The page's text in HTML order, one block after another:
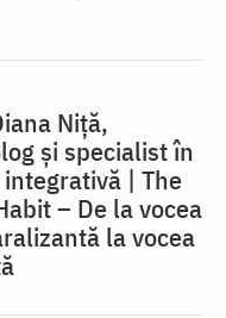
Niță,
și specialist în
| The
– De la vocea
la vocea